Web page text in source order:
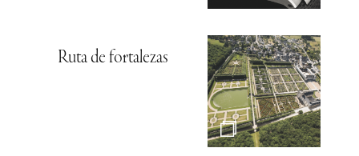
Ruta de fortalezas